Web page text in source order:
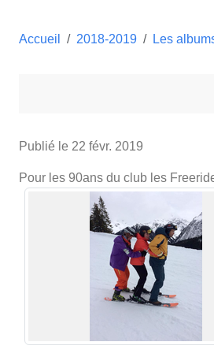
Accueil 2018-2019 Les
Publié le 22 févr. 2019
Pour les 90ans du club les